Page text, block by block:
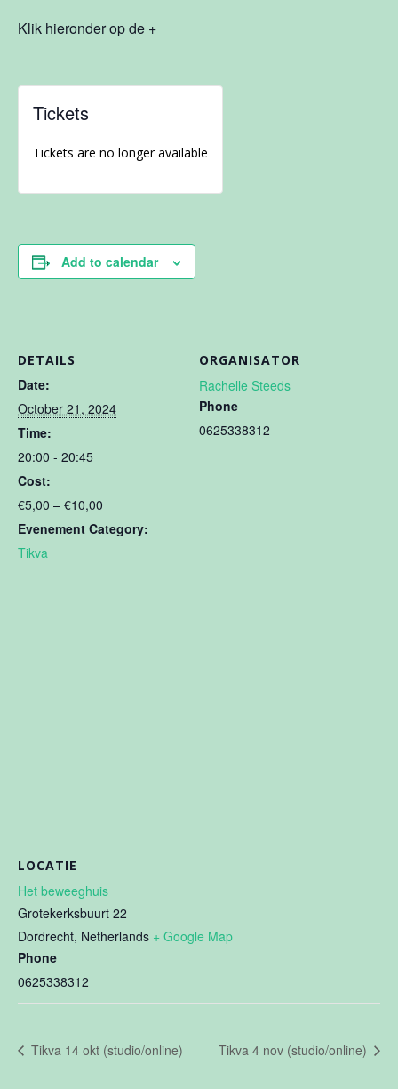
Klik hieronder op de +
Tickets
Tickets are no longer available
Add to calendar
DETAILS
Date:
October 21, 2024
Time:
20:00 - 20:45
Cost:
€5,00 – €10,00
Evenement Category:
Tikva
ORGANISATOR
Rachelle Steeds
Phone
0625338312
LOCATIE
Het beweeghuis
Grotekerksbuurt 22
Dordrecht, Netherlands + Google Map
Phone
0625338312
Tikva 14 okt (studio/online) Tikva 4 nov (studio/online)